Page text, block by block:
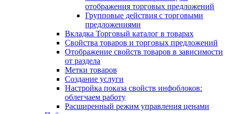
отображения торговых предложений
Групповые действия с торговыми
предложениями
Вкладка Торговый каталог в товарах
Свойства товаров и торговых предложений
Отображение свойств товаров в зависимости
от раздела
Метки товаров
Создание услуги
Настройка показа свойств инфоблоков:
облегчаем работу
Расширенный режим управления ценами